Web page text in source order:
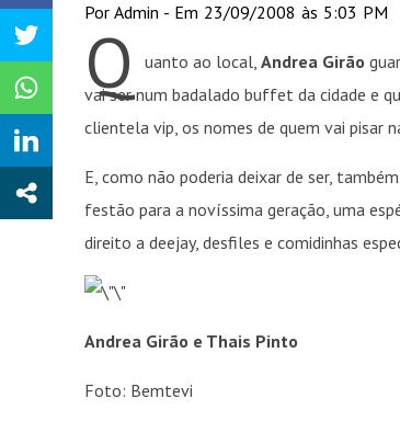
Por Admin - Em 23/09/2008 às 5:03 PM
Q uanto ao local, Andrea Girão
vai ser num badalado buffet da cidade e
clientela vip, os nomes de quem vai pisar
E, como não poderia deixar de ser,
festão para a novíssima geração, uma
direito a deejay, desfiles e comidinhas
Andrea Girão e Thais Pinto
Foto: Bemtevi